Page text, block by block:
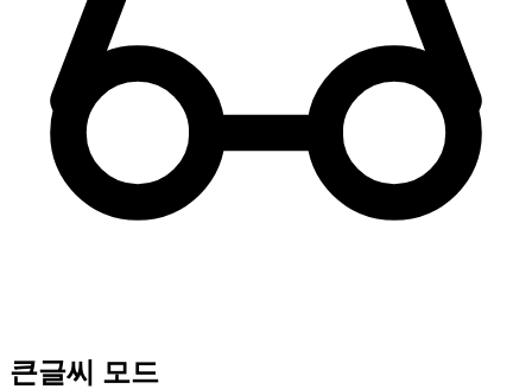
큰글씨 모드